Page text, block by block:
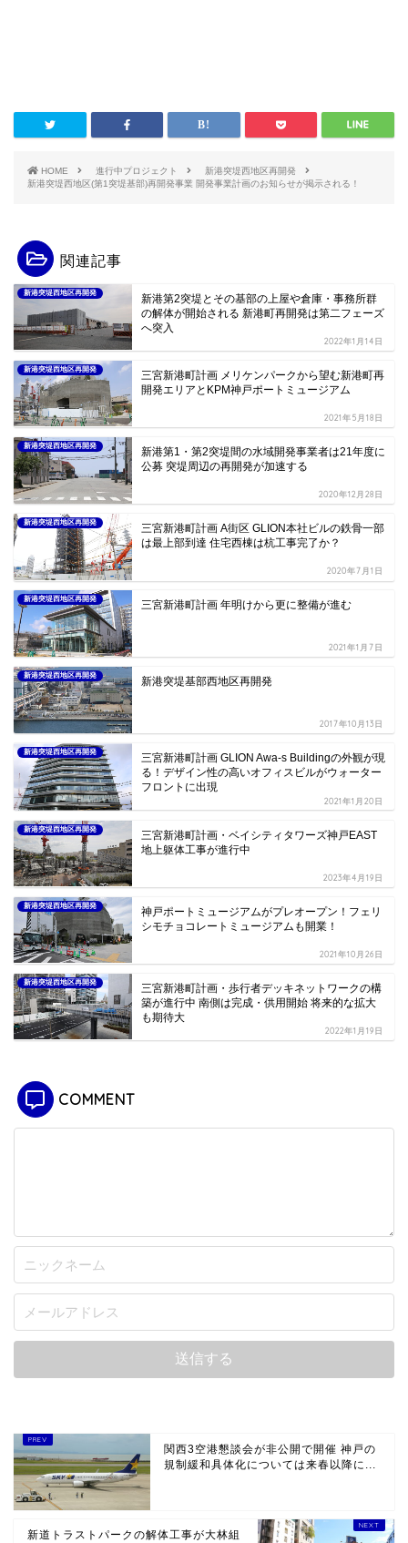
HOME 進行中プロジェクト
新港突堤西地区再開発
新港突堤西地区(第1突堤基部)再開発事業 開発事業計画のお知らせが掲示される！
関連記事
新港突堤西地区再開発
新港第2突堤とその基部の上屋や倉庫・事務所群
の解体が開始される 新港町再開発は第二フェーズ
へ突入
2022年1月14日
新港突堤西地区再開発
三宮新港町計画 メリケンパークから望む新港町再
開発エリアとKPM神戸ポートミュージアム
2021年5月18日
新港突堤西地区再開発
新港第1・第2突堤間の水域開発事業者は21年度に
公募 突堤周辺の再開発が加速する
2020年12月28日
新港突堤西地区再開発
三宮新港町計画 A街区 GLION本社ビルの鉄骨一部
は最上部到達 住宅西棟は杭工事完了か？
2020年7月1日
新港突堤西地区再開発 三宮新港町計画 年明けから更に整備が進む
2021年1月7日
新港突堤西地区再開発 新港突堤基部西地区再開発
2017年10月13日
新港突堤西地区再開発
三宮新港町計画 GLION Awa-s Buildingの外観が現
る！デザイン性の高いオフィスビルがウォーター
フロントに出現
2021年1月20日
新港突堤西地区再開発
三宮新港町計画・ベイシティタワーズ神戸EAST
地上躯体工事が進行中
2023年4月19日
新港突堤西地区再開発
神戸ポートミュージアムがプレオープン！フェリ
シモチョコレートミュージアムも開業！
2021年10月26日
新港突堤西地区再開発
三宮新港町計画・歩行者デッキネットワークの構
築が進行中 南側は完成・供用開始 将来的な拡大
も期待大
2022年1月19日
COMMENT
関西3空港懇談会が非公開で開催 神戸の
規制緩和具体化については来春以降に...
新道トラストパークの解体工事が大林組